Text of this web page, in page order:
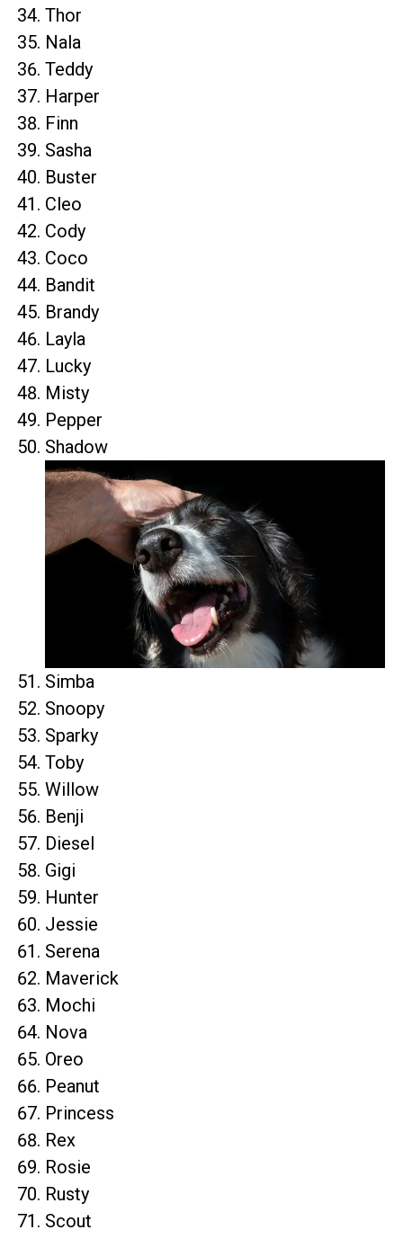
Thor
Nala
Teddy
Harper
Finn
Sasha
Buster
Cleo
Cody
Coco
Bandit
Brandy
Layla
Lucky
Misty
Pepper
Shadow
Simba
Snoopy
Sparky
Toby
Willow
Benji
Diesel
Gigi
Hunter
Jessie
Serena
Maverick
Mochi
Nova
Oreo
Peanut
Princess
Rex
Rosie
Rusty
Scout